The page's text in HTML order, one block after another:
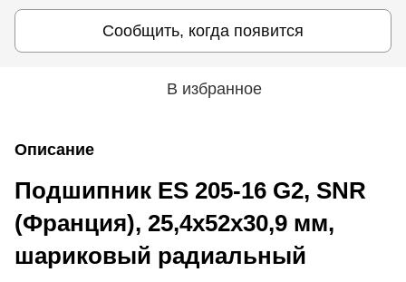
Сообщить, когда появится
В избранное
Описание
Подшипник ES 205-16 G2, SNR
(Франция), 25,4х52х30,9 мм,
шариковый радиальный